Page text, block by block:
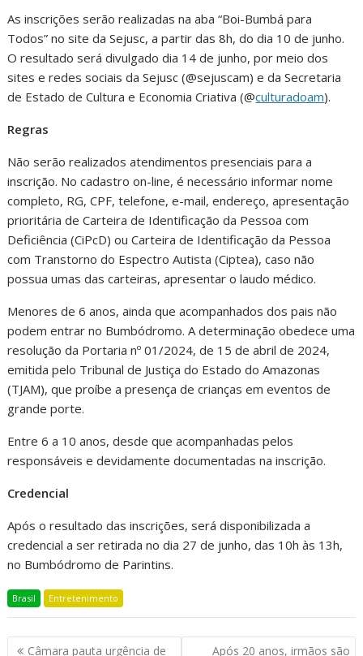
As inscrições serão realizadas na aba “Boi-Bumbá para
Todos” no site da Sejusc, a partir das 8h, do dia 10 de junho.
O resultado será divulgado dia 14 de junho, por meio dos
sites e redes sociais da Sejusc (@sejuscam) e da Secretaria
de Estado de Cultura e Economia Criativa (@culturadoam).
Regras
Não serão realizados atendimentos presenciais para a
inscrição. No cadastro on-line, é necessário informar nome
completo, RG, CPF, telefone, e-mail, endereço, apresentação
prioritária de Carteira de Identificação da Pessoa com
Deficiência (CiPcD) ou Carteira de Identificação da Pessoa
com Transtorno do Espectro Autista (Ciptea), caso não
possua umas das carteiras, apresentar o laudo médico.
Menores de 6 anos, ainda que acompanhados dos pais não
podem entrar no Bumbódromo. A determinação obedece uma
resolução da Portaria nº 01/2024, de 15 de abril de 2024,
emitida pelo Tribunal de Justiça do Estado do Amazonas
(TJAM), que proíbe a presença de crianças em eventos de
grande porte.
Entre 6 a 10 anos, desde que acompanhadas pelos
responsáveis e devidamente documentadas na inscrição.
Credencial
Após o resultado das inscrições, será disponibilizada a
credencial a ser retirada no dia 27 de junho, das 10h às 13h,
no Bumbódromo de Parintins.
Brasil Entretenimento
Câmara pauta urgência de
Após 20 anos, irmãos são